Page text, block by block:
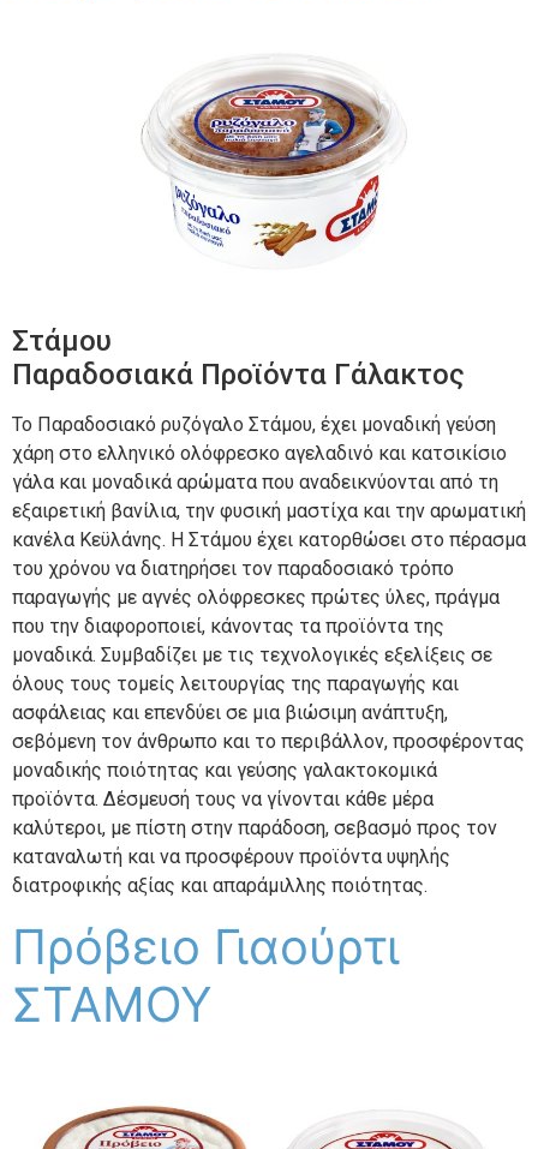
Στάμου
Παραδοσιακά Προϊόντα Γάλακτος
Το Παραδοσιακό ρυζόγαλο Στάμου, έχει μοναδική γεύση
χάρη στο ελληνικό ολόφρεσκο αγελαδινό και κατσικίσιο
γάλα και μοναδικά αρώματα που αναδεικνύονται από τη
εξαιρετική βανίλια, την φυσική μαστίχα και την αρωματική
κανέλα Κεϋλάνης. Η Στάμου έχει κατορθώσει στο πέρασμα
του χρόνου να διατηρήσει τον παραδοσιακό τρόπο
παραγωγής με αγνές ολόφρεσκες πρώτες ύλες, πράγμα
που την διαφοροποιεί, κάνοντας τα προϊόντα της
μοναδικά. Συμβαδίζει με τις τεχνολογικές εξελίξεις σε
όλους τους τομείς λειτουργίας της παραγωγής και
ασφάλειας και επενδύει σε μια βιώσιμη ανάπτυξη,
σεβόμενη τον άνθρωπο και το περιβάλλον, προσφέροντας
μοναδικής ποιότητας και γεύσης γαλακτοκομικά
προϊόντα. Δέσμευσή τους να γίνονται κάθε μέρα
καλύτεροι, με πίστη στην παράδοση, σεβασμό προς τον
καταναλωτή και να προσφέρουν προϊόντα υψηλής
διατροφικής αξίας και απαράμιλλης ποιότητας.
Πρόβειο Γιαούρτι
ΣΤΑΜΟΥ